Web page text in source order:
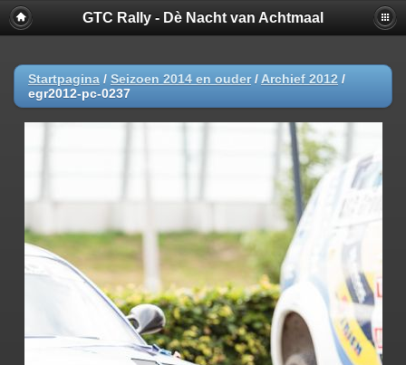
GTC Rally - Dè Nacht van Achtmaal
Startpagina / Seizoen 2014 en ouder/ Archief 2012 /
egr2012-pc-0237